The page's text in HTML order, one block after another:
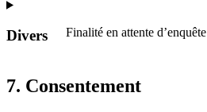
Divers Finalité en attente d’enquête
7. Consentement